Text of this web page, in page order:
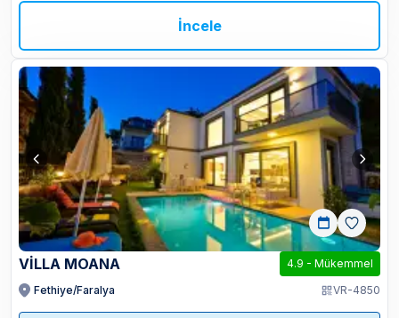
İncele
VİLLA MOANA 4.9 - Mükemmel
Fethiye/Faralya
VR-4850